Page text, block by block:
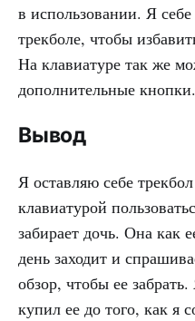
в использовании. Я
трекболе, чтобы
На клавиатуре так же
дополнительные кнопки.
Вывод
Я оставляю себе
клавиатурой
забирает дочь. Она как
день заходит и
обзор, чтобы ее
купил ее до того, как я